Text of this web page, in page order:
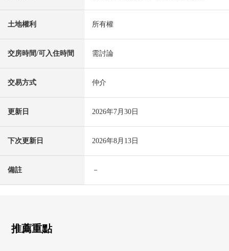
土地權利 所有權
交房時間/可入住時間 需討論
交易方式 仲介
更新日 2026年7月30日
下次更新日 2026年8月13日
備註 －
推薦重點